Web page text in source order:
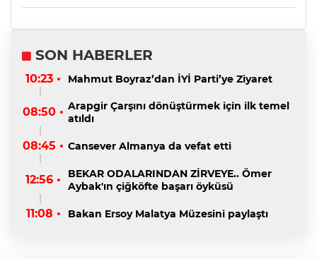
SON HABERLER
10:23 • Mahmut Boyraz’dan İYİ Parti’ye Ziyaret
08:50 • Arapgir Çarşını dönüştürmek için ilk temel
atıldı
08:45 • Cansever Almanya da vefat etti
12:56 •
BEKAR ODALARINDAN ZİRVEYE.. Ömer
Aybak'ın çiğköfte başarı öyküsü
11:08 • Bakan Ersoy Malatya Müzesini paylaştı